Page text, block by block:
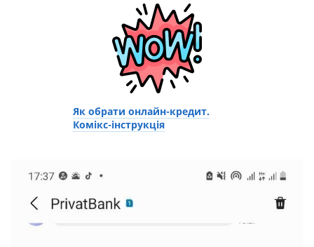
Як обрати онлайн-кредит.
Комікс-інструкція